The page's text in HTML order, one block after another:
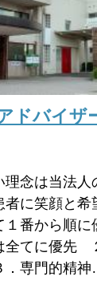
ドバイザ
理念は当法人
者に笑顔と希
番から順に
全てに優先
専門的精